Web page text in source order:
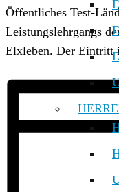
Öffentliches Test-
Leistungslehrgangs
Elxleben. Der Eintritt